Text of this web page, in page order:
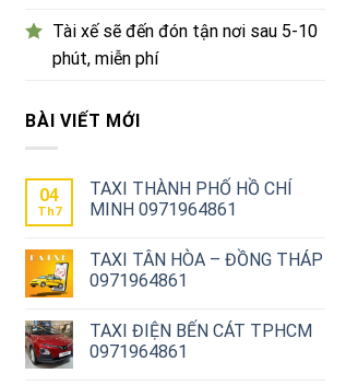
Tài xế sẽ đến đón tận nơi sau 5-10
phút, miễn phí
BÀI VIẾT MỚI
04
Th7
TAXI THÀNH PHỐ HỒ CHÍ
MINH 0971964861
TAXI TÂN HÒA – ĐỒNG THÁP
0971964861
TAXI ĐIỆN BẾN CÁT TPHCM
0971964861